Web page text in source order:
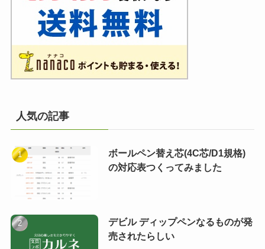
人気の記事
ボールペン替え芯(4C芯/D1規格)
の対応表つくってみました
デビル ディップペンなるものが発
売されたらしい